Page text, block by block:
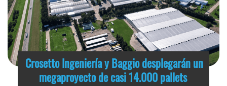
Crosetto Ingeniería y Baggio desplegarán un
megaproyecto de casi 14.000 pallets